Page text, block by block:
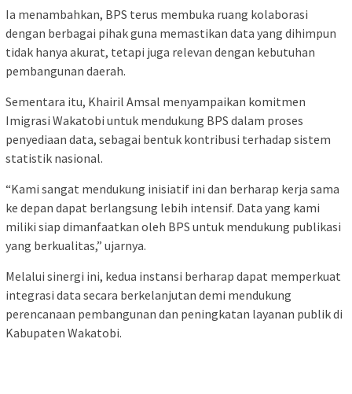
Ia menambahkan, BPS terus membuka ruang kolaborasi
dengan berbagai pihak guna memastikan data yang dihimpun
tidak hanya akurat, tetapi juga relevan dengan kebutuhan
pembangunan daerah.
Sementara itu, Khairil Amsal menyampaikan komitmen
Imigrasi Wakatobi untuk mendukung BPS dalam proses
penyediaan data, sebagai bentuk kontribusi terhadap sistem
statistik nasional.
“Kami sangat mendukung inisiatif ini dan berharap kerja sama
ke depan dapat berlangsung lebih intensif. Data yang kami
miliki siap dimanfaatkan oleh BPS untuk mendukung publikasi
yang berkualitas,” ujarnya.
Melalui sinergi ini, kedua instansi berharap dapat memperkuat
integrasi data secara berkelanjutan demi mendukung
perencanaan pembangunan dan peningkatan layanan publik di
Kabupaten Wakatobi.